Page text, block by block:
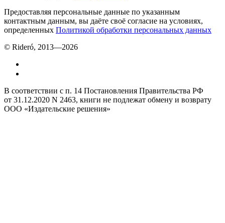
Предоставляя персональные данные по указанным
контактным данным, вы даёте своё согласие на условиях,
определенных Политикой обработки персональных данных
© Rideró, 2013—2026
В соответствии с п. 14 Постановления Правительства РФ
от 31.12.2020 N 2463, книги не подлежат обмену и возврату
ООО «Издательские решения»